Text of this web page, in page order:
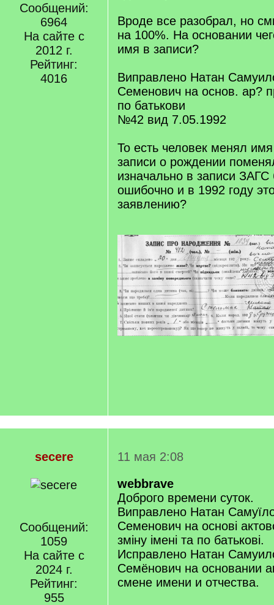
Сообщений:
6964
На сайте с
2012 г.
Рейтинг:
4016
Вроде все разобрал, но
на 100%. На основании
имя в записи?
Виправлено Натан
Семенович на основ. ар?
по батькови
№42 вид 7.05.1992
То есть человек менял
записи о рождении
изначально в записи
ошибочно и в 1992 году
заявлению?
secere
Сообщений:
1059
На сайте с
2024 г.
Рейтинг:
955
11 мая 2:08
webbrave
Доброго времени суток.
Виправлено Натан
Семенович на основі
зміну імені та по батькові.
Исправлено Натан
Семёнович на основании
смене имени и отчества.